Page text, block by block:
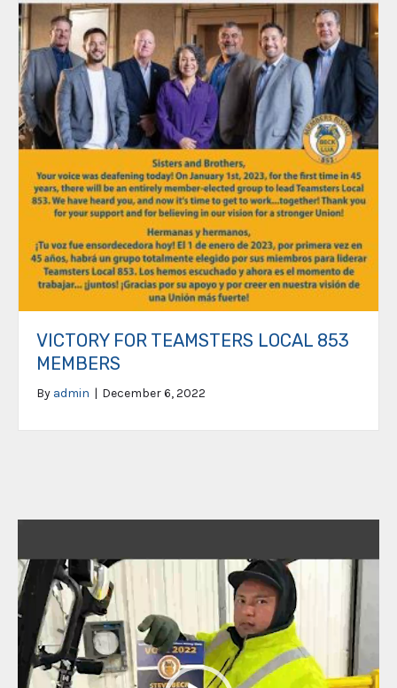
VICTORY FOR TEAMSTERS LOCAL 853
MEMBERS
By admin | December 6, 2022
Player